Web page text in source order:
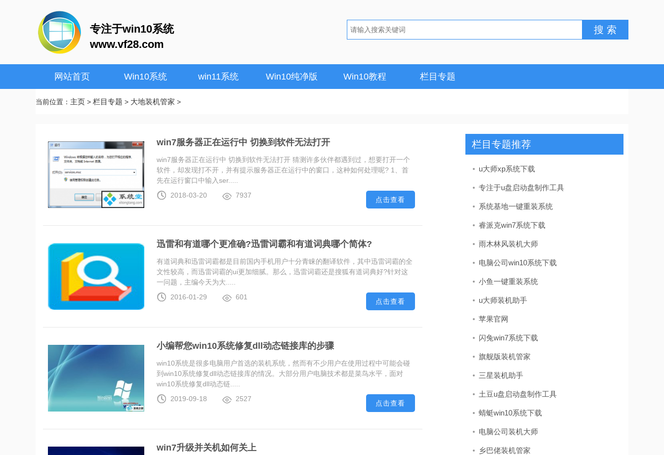
专注于win10系统
www.vf28.com
网站首页 Win10系统 win11系统 Win10纯净版 Win10教程 栏目专题
当前位置： 主页 > 栏目专题 > 大地装机管家 >
win7服务器正在运行中 切换到软件无法打开
win7服务器正在运行中 切换到软件无法打开 猜测许多伙伴都遇到过，想要打开一个
软件，却发现打不开，并有提示服务器正在运行中的窗口，这种如何处理呢? 1、首
先在运行窗口中输入ser.....
2018-03-20
7937
点击查看
迅雷和有道哪个更准确?迅雷词霸和有道词典哪个简体?
有道词典和迅雷词霸都是目前国内手机用户十分青睐的翻译软件，其中迅雷词霸的全
文性较高，而迅雷词霸的ui更加细腻。那么，迅雷词霸还是搜狐有道词典好?针对这
一问题，主编今天为大.....
2016-01-29
601
点击查看
小编帮您win10系统修复dll动态链接库的步骤
win10系统是很多电脑用户首选的装机系统，然而有不少用户在使用过程中可能会碰
到win10系统修复dll动态链接库的情况。大部分用户电脑技术都是菜鸟水平，面对
win10系统修复dll动态链.....
2019-09-18
2527
点击查看
win7升级并关机如何关上
栏目专题推荐
u大师xp系统下载
专注于u盘启动盘制作工具
系统基地一键重装系统
睿派克win7系统下载
雨木林风装机大师
电脑公司win10系统下载
小鱼一键重装系统
u大师装机助手
苹果官网
闪兔win7系统下载
旗舰版装机管家
三星装机助手
土豆u盘启动盘制作工具
蜻蜓win10系统下载
电脑公司装机大师
乡巴佬装机管家